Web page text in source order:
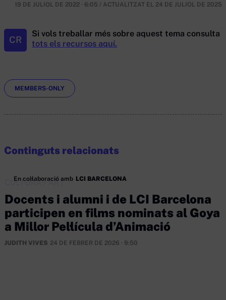
19 DE JULIOL DE 2022 · 6:05 / ACTUALITZAT EL 24 DE JULIOL DE 2025
CR
Si vols treballar més sobre aquest tema consulta
tots els recursos aquí.
Etiquetes
MEMBERS-ONLY
Continguts relacionats
En col·laboració amb LCI BARCELONA
CULTURA/ART
Docents i alumni i de LCI Barcelona
participen en films nominats al Goya
a Millor Pel·lícula d’Animació
JUDITH VIVES 24 DE FEBRER DE 2026 · 9:50